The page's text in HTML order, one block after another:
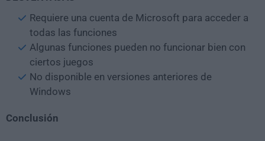
Requiere una cuenta de Microsoft para acceder a
todas las funciones
Algunas funciones pueden no funcionar bien con
ciertos juegos
No disponible en versiones anteriores de
Windows
Conclusión